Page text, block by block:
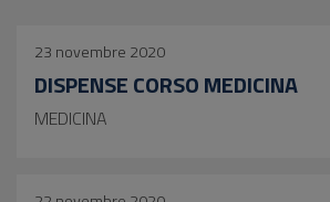
23 novembre 2020
DISPENSE CORSO MEDICINA
MEDICINA